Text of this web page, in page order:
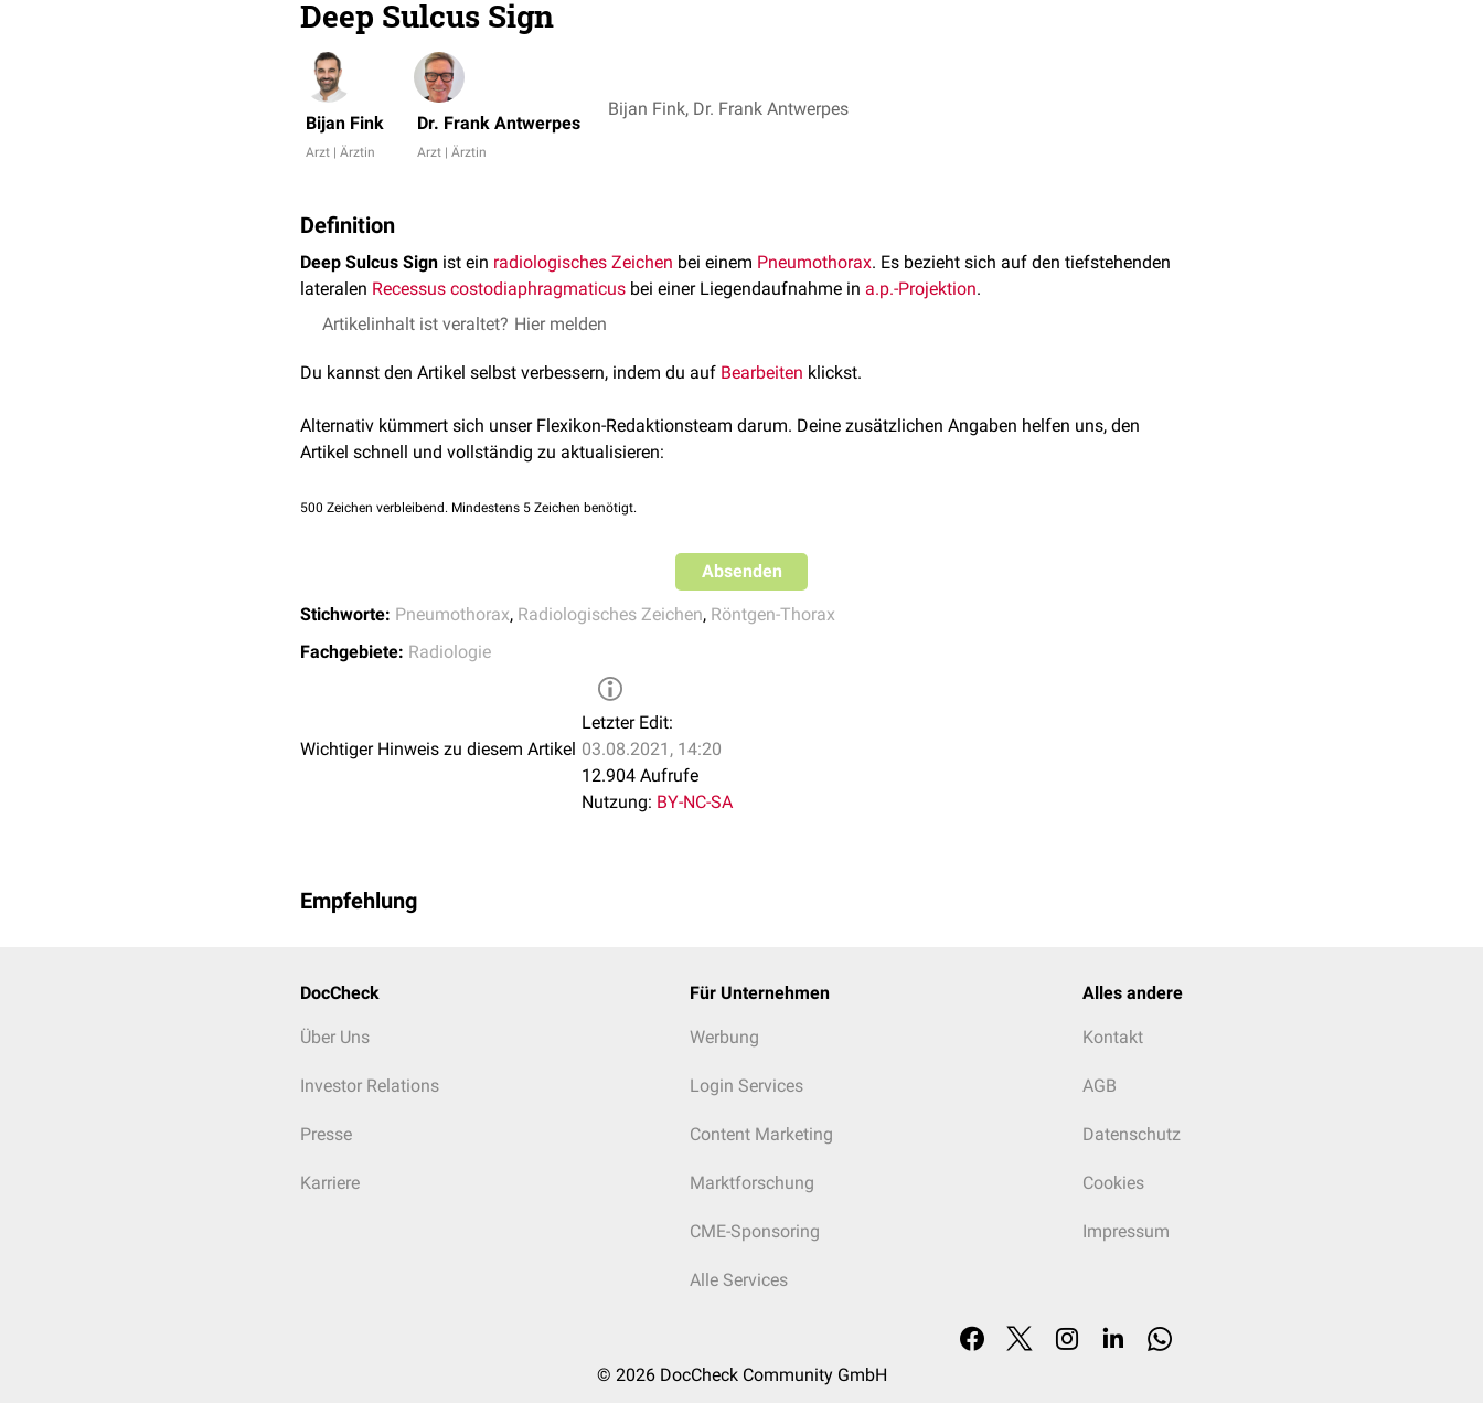
Deep Sulcus Sign
Bijan Fink
Arzt | Ärztin
Dr. Frank Antwerpes
Arzt | Ärztin
Bijan Fink, Dr. Frank Antwerpes
Definition
Deep Sulcus Sign ist ein radiologisches Zeichen bei einem Pneumothorax. Es bezieht sich auf den tiefstehenden
lateralen Recessus costodiaphragmaticus bei einer Liegendaufnahme in a.p.-Projektion.
Artikelinhalt ist veraltet? Hier melden
Du kannst den Artikel selbst verbessern, indem du auf Bearbeiten klickst.
Alternativ kümmert sich unser Flexikon-Redaktionsteam darum. Deine zusätzlichen Angaben helfen uns, den
Artikel schnell und vollständig zu aktualisieren:
500 Zeichen verbleibend. Mindestens 5 Zeichen benötigt.
Absenden
Stichworte: Pneumothorax, Radiologisches Zeichen, Röntgen-Thorax
Fachgebiete: Radiologie
Wichtiger Hinweis zu diesem Artikel
Letzter Edit:
03.08.2021, 14:20
12.904 Aufrufe
Nutzung: BY-NC-SA
Empfehlung
DocCheck
Über Uns
Investor Relations
Presse
Karriere
Für Unternehmen
Werbung
Login Services
Content Marketing
Marktforschung
CME-Sponsoring
Alle Services
Alles andere
Kontakt
AGB
Datenschutz
Cookies
Impressum
© 2026 DocCheck Community GmbH